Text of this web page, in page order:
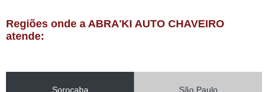
Regiões onde a ABRA'KI AUTO CHAVEIRO
atende:
Sorocaba São Paulo